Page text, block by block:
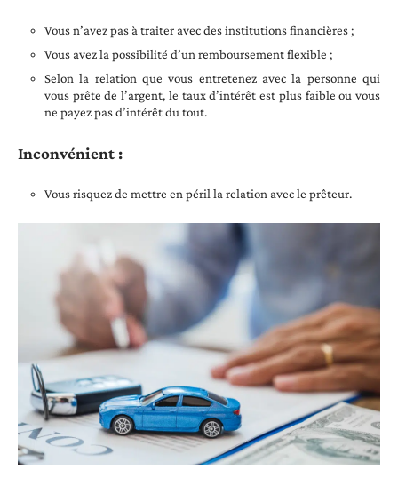
Vous n’avez pas à traiter avec des institutions financières ;
Vous avez la possibilité d’un remboursement flexible ;
Selon la relation que vous entretenez avec la personne qui
vous prête de l’argent, le taux d’intérêt est plus faible ou vous
ne payez pas d’intérêt du tout.
Inconvénient :
Vous risquez de mettre en péril la relation avec le prêteur.